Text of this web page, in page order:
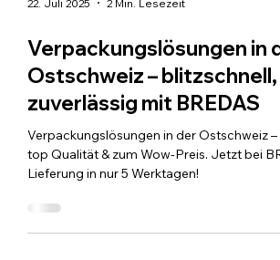
22. Juli 2025 2 Min. Lesezeit
Verpackungslösungen in
Ostschweiz –
zuverlässig mit BREDAS
top Qualität & zum Wow-Preis. Jetzt bei